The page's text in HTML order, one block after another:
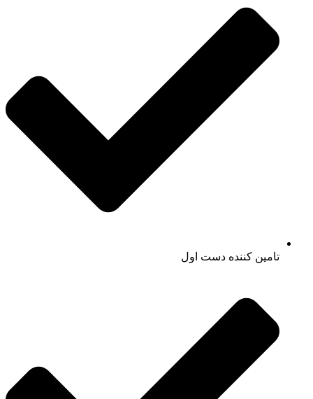
تامین کننده دست اول